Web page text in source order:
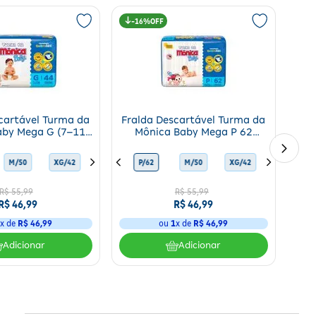
XG/42 M/50 G/44
Turma da
Mega G (7–11
M/50 XG/42 P/62 XXG/36 G/44 M/50 XG/42
55,99
46,99
x de R$ 46,99
Adicionar
16%
Fralda Descartável Turma da
Mônica Baby Mega P 62
42 G/44 XXG/36 P/62 M/50 XG/42 G/44
R$ 55,99
R$46,99
ou1x de R$ 46,99
Adicionar